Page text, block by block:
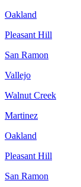
Oakland
Pleasant Hill
San Ramon
Vallejo
Walnut Creek
Martinez
Oakland
Pleasant Hill
San Ramon